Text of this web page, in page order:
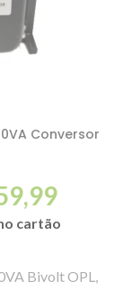
Conversor
cartão
Bivolt OPL,